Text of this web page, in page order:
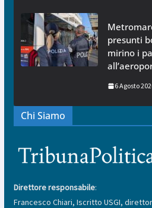
presunti
mirino i
6 Agosto
Chi Siamo
Direttore responsabile:
Francesco Chiari, Iscritto USGI,